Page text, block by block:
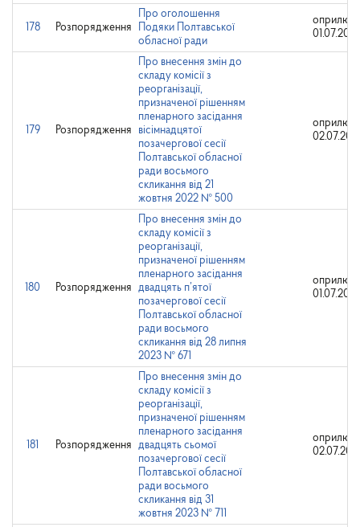
178 Розпорядження
Про оголошення
Подяки Полтавської
обласної ради
179 Розпорядження
Про внесення змін до
складу комісії з
реорганізації,
призначеної рішенням
пленарного засідання
вісімнадцятої
позачергової сесії
Полтавської обласної
ради восьмого
скликання від 21
жовтня 2022 № 500
180 Розпорядження
Про внесення змін до
складу комісії з
реорганізації,
призначеної рішенням
пленарного засідання
двадцять п’ятої
позачергової сесії
Полтавської обласної
ради восьмого
скликання від 28 липня
2023 № 671
181 Розпорядження
Про внесення змін до
складу комісії з
реорганізації,
призначеної рішенням
пленарного засідання
двадцять сьомої
позачергової сесії
Полтавської обласної
ради восьмого
скликання від 31
жовтня 2023 № 711